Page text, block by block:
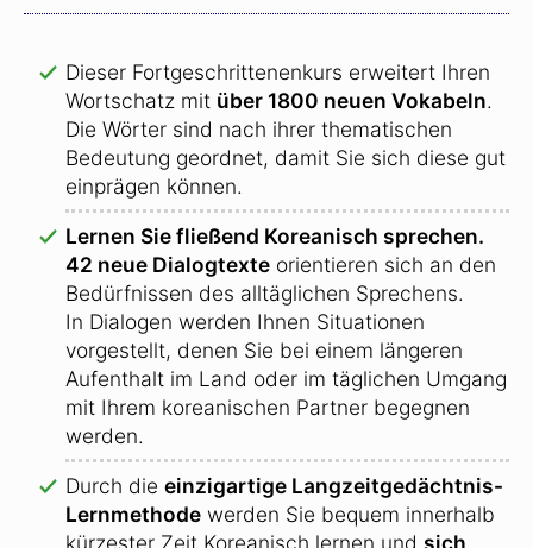
Dieser Fortgeschrittenenkurs erweitert Ihren
Wortschatz mit über 1800 neuen Vokabeln.
Die Wörter sind nach ihrer thematischen
Bedeutung geordnet, damit Sie sich diese gut
einprägen können.
Lernen Sie fließend Koreanisch sprechen.
42 neue Dialogtexte orientieren sich an den
Bedürfnissen des alltäglichen Sprechens.
In Dialogen werden Ihnen Situationen
vorgestellt, denen Sie bei einem längeren
Aufenthalt im Land oder im täglichen Umgang
mit Ihrem koreanischen Partner begegnen
werden.
Durch die einzigartige Langzeitgedächtnis-
Lernmethode werden Sie bequem innerhalb
kürzester Zeit Koreanisch lernen und sich